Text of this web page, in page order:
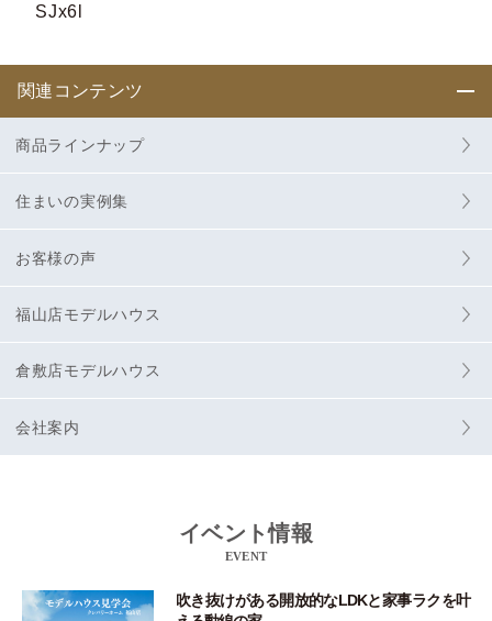
SJx6l
関連コンテンツ
商品ラインナップ
住まいの実例集
お客様の声
福山店モデルハウス
倉敷店モデルハウス
会社案内
イベント情報
EVENT
吹き抜けがある開放的なLDKと家事ラクを叶